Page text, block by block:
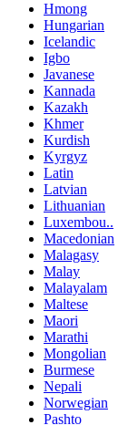
Hmong
Hungarian
Icelandic
Igbo
Javanese
Kannada
Kazakh
Khmer
Kurdish
Kyrgyz
Latin
Latvian
Lithuanian
Luxembou..
Macedonian
Malagasy
Malay
Malayalam
Maltese
Maori
Marathi
Mongolian
Burmese
Nepali
Norwegian
Pashto